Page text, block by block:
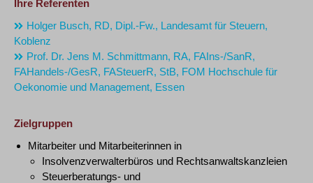
Ihre Referenten
Holger Busch, RD, Dipl.-Fw., Landesamt für Steuern,
Koblenz
Prof. Dr. Jens M. Schmittmann, RA, FAIns-/SanR,
FAHandels-/GesR, FASteuerR, StB, FOM Hochschule für
Oekonomie und Management, Essen
Zielgruppen
Mitarbeiter und Mitarbeiterinnen in
Insolvenzverwalterbüros und Rechtsanwaltskanzleien
Steuerberatungs- und